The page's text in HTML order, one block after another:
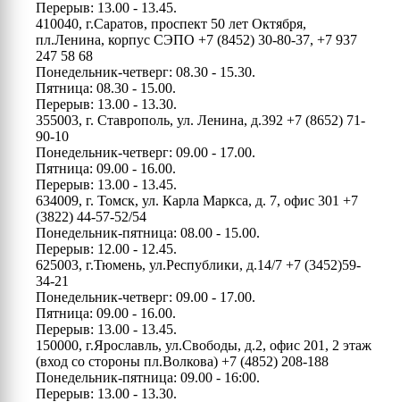
Перерыв: 13.00 - 13.45.
410040, г.Саратов, проспект 50 лет Октября,
пл.Ленина, корпус СЭПО +7 (8452) 30-80-37, +7 937
247 58 68
Понедельник-четверг: 08.30 - 15.30.
Пятница: 08.30 - 15.00.
Перерыв: 13.00 - 13.30.
355003, г. Ставрополь, ул. Ленина, д.392 +7 (8652) 71-
90-10
Понедельник-четверг: 09.00 - 17.00.
Пятница: 09.00 - 16.00.
Перерыв: 13.00 - 13.45.
634009, г. Томск, ул. Карла Маркса, д. 7, офис 301 +7
(3822) 44-57-52/54
Понедельник-пятница: 08.00 - 15.00.
Перерыв: 12.00 - 12.45.
625003, г.Тюмень, ул.Республики, д.14/7 +7 (3452)59-
34-21
Понедельник-четверг: 09.00 - 17.00.
Пятница: 09.00 - 16.00.
Перерыв: 13.00 - 13.45.
150000, г.Ярославль, ул.Свободы, д.2, офис 201, 2 этаж
(вход со стороны пл.Волкова) +7 (4852) 208-188
Понедельник-пятница: 09.00 - 16:00.
Перерыв: 13.00 - 13.30.